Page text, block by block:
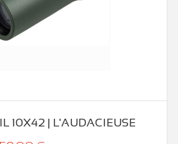
10X42 | L'AUDACIEUSE